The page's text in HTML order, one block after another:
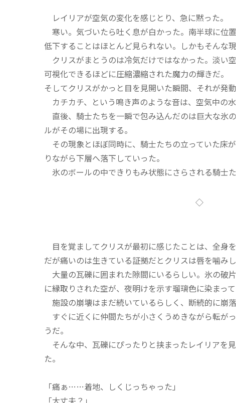
レイリアが空気の変化を感じとり、急に黙った。
寒い。気づいたら吐く息が白かった。南半球に位
低下することはほとんど見られない。しかもそんな
クリスがまとうのは冷気だけではなかった。淡い
可視化できるほどに圧縮濃縮された魔力の輝きだ。
そしてクリスがかっと目を見開いた瞬間、それが発動
カチカチ、という鳴き声のような音は、空気中の水
直後、騎士たちを一瞬で包み込んだのは巨大な氷
ルがその場に出現する。
その現象とほぼ同時に、騎士たちの立っていた床
りながら下層へ落下していった。
氷のボールの中できりもみ状態にさらされる騎士
◇
目を覚ましてクリスが最初に感じたことは、全身
だが痛いのは生きている証拠だとクリスは唇を噛みし
大量の瓦礫に囲まれた隙間にいるらしい。氷の破
に縁取りされた空が、夜明けを示す瑠璃色に染まって
施設の崩壊はまだ続いているらしく、断続的に崩
すぐに近くに仲間たちが小さくうめきながら転が
うだ。
そんな中、瓦礫にぴったりと挟まったレイリアを
た。
「痛ぁ……着地、しくじっちゃった」
「大丈夫？」